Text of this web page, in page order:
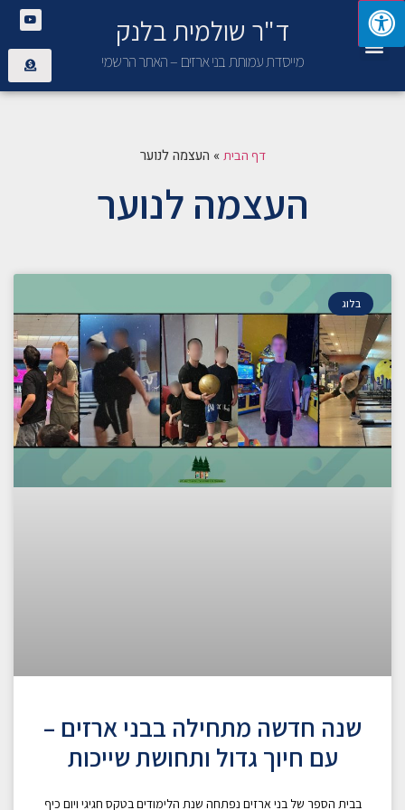
ד"ר שולמית בלנק
מייסדת עמותת בני ארזים – האתר הרשמי
דף הבית » העצמה לנוער
העצמה לנוער
בלוג
שנה חדשה מתחילה בבני ארזים –
עם חיוך גדול ותחושת שייכות
בבית הספר של בני ארזים נפתחה שנת הלימודים בטקס חגיגי ויום כיף